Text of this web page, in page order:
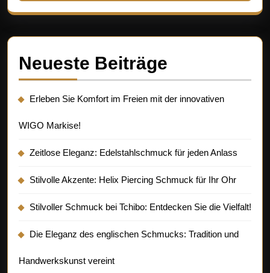
Neueste Beiträge
Erleben Sie Komfort im Freien mit der innovativen
WIGO Markise!
Zeitlose Eleganz: Edelstahlschmuck für jeden Anlass
Stilvolle Akzente: Helix Piercing Schmuck für Ihr Ohr
Stilvoller Schmuck bei Tchibo: Entdecken Sie die Vielfalt!
Die Eleganz des englischen Schmucks: Tradition und
Handwerkskunst vereint